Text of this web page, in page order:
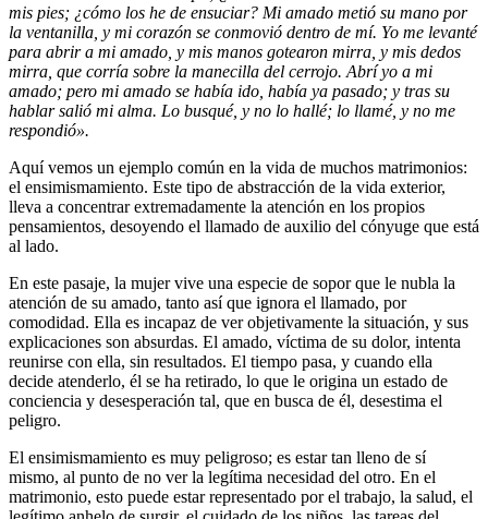
mis pies; ¿cómo los he de ensuciar? Mi amado metió su mano por
la ventanilla, y mi corazón se conmovió dentro de mí. Yo me levanté
para abrir a mi amado, y mis manos gotearon mirra, y mis dedos
mirra, que corría sobre la manecilla del cerrojo. Abrí yo a mi
amado; pero mi amado se había ido, había ya pasado; y tras su
hablar salió mi alma. Lo busqué, y no lo hallé; lo llamé, y no me
respondió».
Aquí vemos un ejemplo común en la vida de muchos matrimonios:
el ensimismamiento. Este tipo de abstracción de la vida exterior,
lleva a concentrar extremadamente la atención en los propios
pensamientos, desoyendo el llamado de auxilio del cónyuge que está
al lado.
En este pasaje, la mujer vive una especie de sopor que le nubla la
atención de su amado, tanto así que ignora el llamado, por
comodidad. Ella es incapaz de ver objetivamente la situación, y sus
explicaciones son absurdas. El amado, víctima de su dolor, intenta
reunirse con ella, sin resultados. El tiempo pasa, y cuando ella
decide atenderlo, él se ha retirado, lo que le origina un estado de
conciencia y desesperación tal, que en busca de él, desestima el
peligro.
El ensimismamiento es muy peligroso; es estar tan lleno de sí
mismo, al punto de no ver la legítima necesidad del otro. En el
matrimonio, esto puede estar representado por el trabajo, la salud, el